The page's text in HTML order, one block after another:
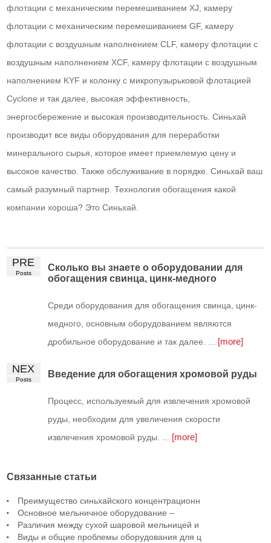
флотации с механическим перемешиванием XJ, камеру
флотации с механическим перемешиванием GF, камеру
флотации с воздушным наполнением CLF, камеру флотации с
воздушным наполнением XCF, камеру флотации с воздушным
наполнением KYF и колонку с микропузырьковой флотацией
Cyclone и так далее, высокая эффективность,
энергосбережение и высокая производительность. Синьхай
производит все виды оборудования для переработки
минерального сырья, которое имеет приемлемую цену и
высокое качество. Также обслуживание в порядке. Синьхай ваш
самый разумный партнер. Технология обогащения какой
компании хороша? Это Синьхай.
PRE
Posts
Сколько вы знаете о оборудовании для
обогащения свинца, цинк-медного
Среди оборудования для обогащения свинца, цинк-
медного, основным оборудованием являются
дробильное оборудование и так далее. ...
[more]
NEX
Posts
Введение для обогащения хромовой руды
Процесс, используемый для извлечения хромовой
руды, необходим для увеличения скорости
извлечения хромовой руды. ...
[more]
Связанные статьи
Преимущество синьхайского концентрационн
Основное мельничное оборудование –
Различия между сухой шаровой мельницей и
Виды и общие проблемы оборудования для ц